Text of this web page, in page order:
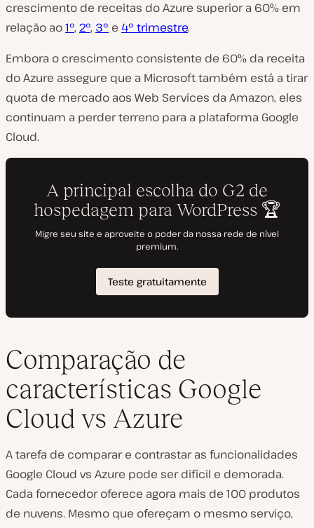
crescimento de receitas do Azure superior a 60% em
relação ao1º, 2º, 3º e 4º trimestre.
Embora o crescimento consistente de 60% da receita
do Azure assegure que a Microsoft também está a tirar
quota de mercado aos Web Services da Amazon, eles
continuam a perder terreno para a plataforma Google
Cloud.
Comparação de
características Google
Cloud vs Azure
A tarefa de comparar e contrastar as funcionalidades
Google Cloud vs Azure pode ser difícil e demorada.
Cada fornecedor oferece agora mais de 100 produtos
de nuvens. Mesmo que ofereçam o mesmo serviço,